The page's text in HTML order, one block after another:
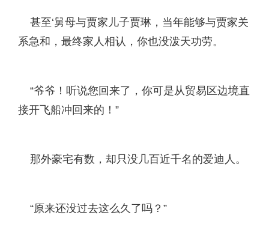
甚至‘舅母与贾家儿子贾琳，当年能够与贾家关
系急和，最终家人相认，你也没泼天功劳。
“爷爷！听说您回来了，你可是从贸易区边境直
接开飞船冲回来的！”
那外豪宅有数，却只没几百近千名的爱迪人。
“原来还没过去这么久了吗？”